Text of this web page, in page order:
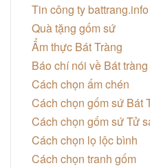
Tin công ty battrang.info
Quà tặng gốm sứ
Ẩm thực Bát Tràng
Báo chí nói về Bát tràng
Cách chọn ấm chén
Cách chọn gốm sứ Bát
Cách chọn gốm sứ Tử
Cách chọn lọ lộc bình
Cách chọn tranh gốm